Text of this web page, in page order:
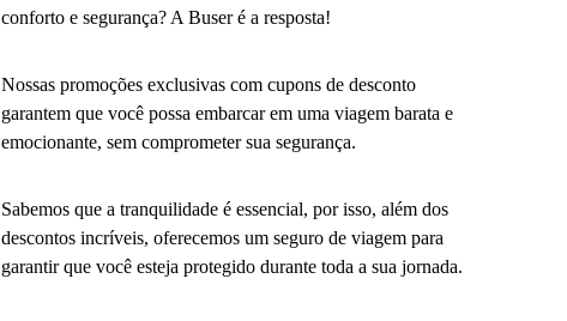
conforto e segurança? A Buser é a resposta!
Nossas promoções exclusivas com cupons de desconto
garantem que você possa embarcar em uma viagem barata e
emocionante, sem comprometer sua segurança.
Sabemos que a tranquilidade é essencial, por isso, além dos
descontos incríveis, oferecemos um seguro de viagem para
garantir que você esteja protegido durante toda a sua jornada.